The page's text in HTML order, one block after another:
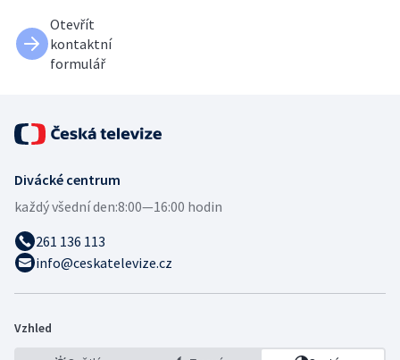
Otevřít
kontaktní
formulář
Divácké centrum
každý všední den:8:00—16:00 hodin
261 136 113
info@ceskatelevize.cz
Vzhled